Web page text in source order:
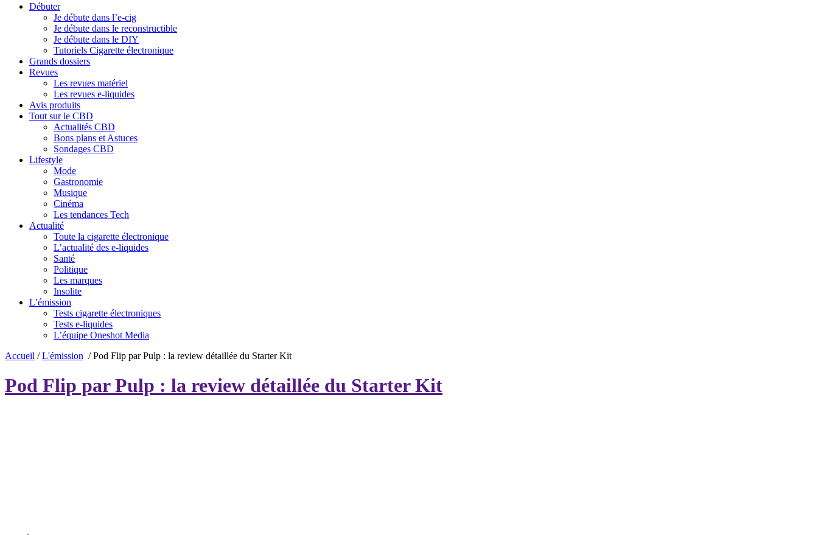
Débuter
Je débute dans l’e-cig
Je débute dans le reconstructible
Je débute dans le DIY
Tutoriels Cigarette électronique
Grands dossiers
Revues
Les revues matériel
Les revues e-liquides
Avis produits
Tout sur le CBD
Actualités CBD
Bons plans et Astuces
Sondages CBD
Lifestyle
Mode
Gastronomie
Musique
Cinéma
Les tendances Tech
Actualité
Toute la cigarette électronique
L’actualité des e-liquides
Santé
Politique
Les marques
Insolite
L’émission
Tests cigarette électroniques
Tests e-liquides
L’équipe Oneshot Media
Accueil /L'émission /Pod Flip par Pulp : la review détaillée du Starter Kit
Pod Flip par Pulp : la review détaillée du Starter Kit